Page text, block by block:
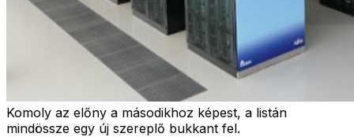
Komoly az előny a másodikhoz képest, a listán
mindössze egy új szereplő bukkant fel.